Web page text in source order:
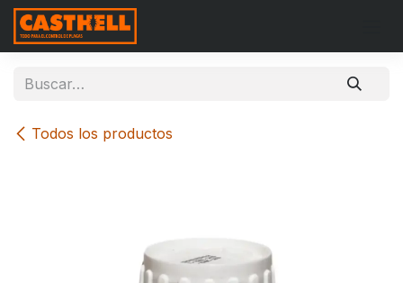
Ir al contenido
Todos los productos